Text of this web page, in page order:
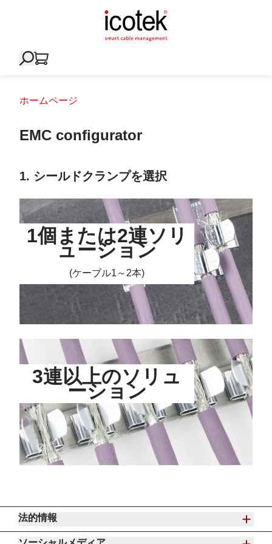
ホームページ
EMC configurator
1. シールドクランプを選択
1個または2連ソリ
ューション
(ケーブル1～2本)
3連以上のソリュ
ーション
法的情報